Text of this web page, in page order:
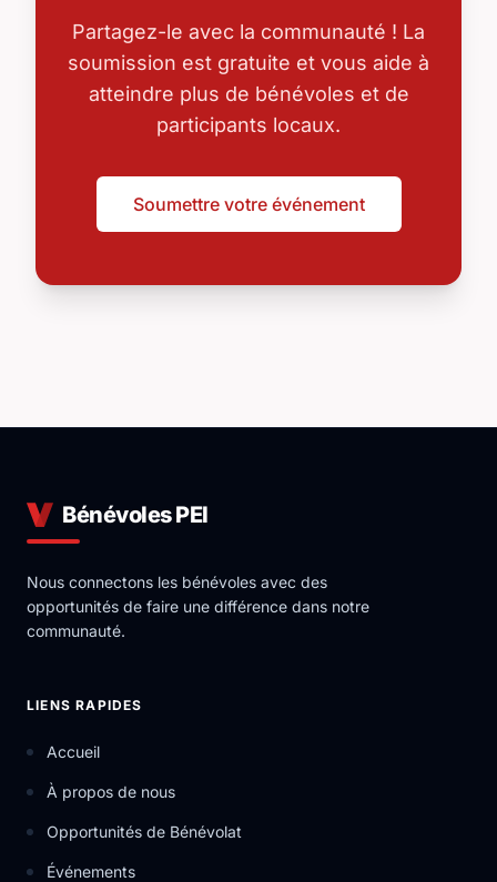
Partagez-le avec la communauté ! La
soumission est gratuite et vous aide à
atteindre plus de bénévoles et de
participants locaux.
Soumettre votre événement
Bénévoles PEI
Nous connectons les bénévoles avec des
opportunités de faire une différence dans notre
communauté.
LIENS RAPIDES
Accueil
À propos de nous
Opportunités de Bénévolat
Événements